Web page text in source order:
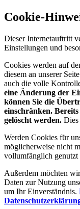
Cookie-
Dieser Internetauftritt
Einstellungen und
Cookies werden auf
diesem an unserer
auch die volle
eine Änderung der
können Sie die
einschränken.
gelöscht werden. Dies
Werden Cookies für
möglicherweise nicht
vollumfänglich genutzt
Außerdem möchten
Daten zur Nutzung
um Ihr Einverständnis.